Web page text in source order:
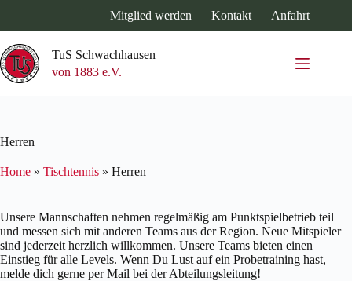
springen
Mitglied werden Kontakt Anfahrt
TuS Schwachhausen
von 1883 e.V.
Herren
Home » Tischtennis » Herren
Unsere Mannschaften nehmen regelmäßig am Punktspielbetrieb teil
und messen sich mit anderen Teams aus der Region. Neue Mitspieler
sind jederzeit herzlich willkommen. Unsere Teams bieten einen
Einstieg für alle Levels. Wenn Du Lust auf ein Probetraining hast,
melde dich gerne per Mail bei der Abteilungsleitung!